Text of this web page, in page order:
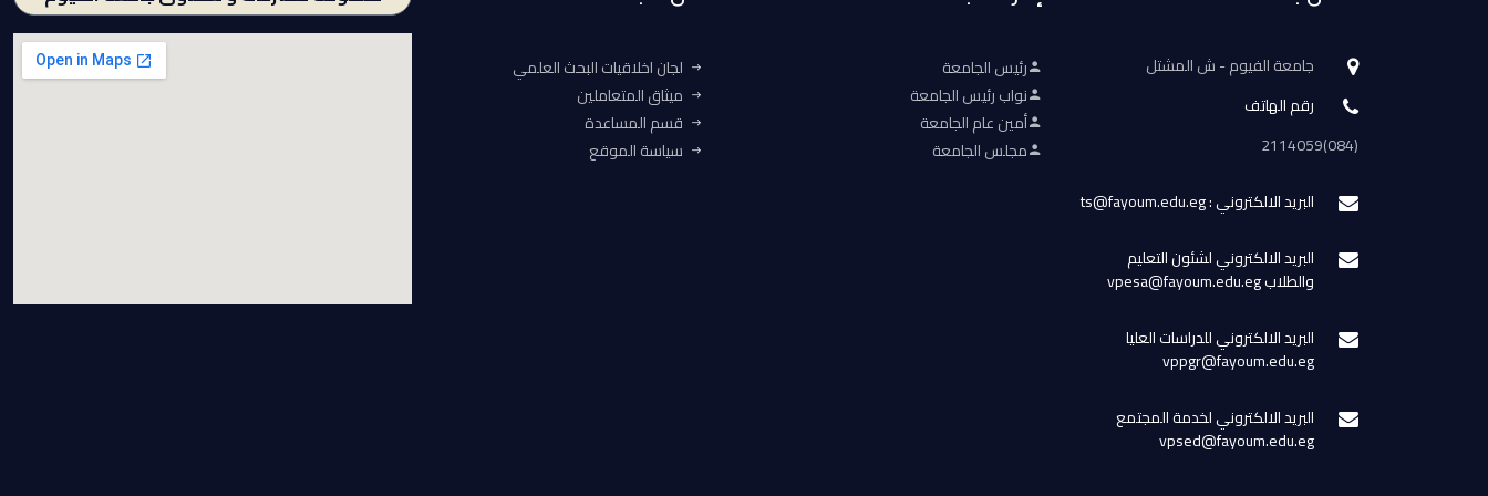
جامعة الفيوم - ش المشتل
رقم الهاتف
(084)2114059
البريد الالكتروني : ts@fayoum.edu.eg
البريد الالكتروني لشئون التعليم
والطلاب vpesa@fayoum.edu.eg
البريد الالكتروني للدراسات العليا
vppgr@fayoum.edu.eg
البريد الالكتروني لخدمة المجتمع
vpsed@fayoum.edu.eg
رئيس الجامعة
نواب رئيس الجامعة
أمين عام الجامعة
مجلس الجامعة
لجان اخلاقيات البحث العلمي
ميثاق المتعاملين
قسم المساعدة
سياسة الموقع